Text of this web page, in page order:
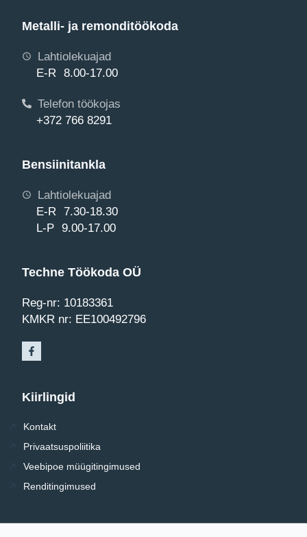
Metalli- ja remonditöökoda
Lahtiolekuajad
E-R 8.00-17.00
Telefon töökojas
+372 766 8291
Bensiinitankla
Lahtiolekuajad
E-R 7.30-18.30
L-P 9.00-17.00
Techne Töökoda OÜ
Reg-nr: 10183361
KMKR nr: EE100492796
Kiirlingid
Kontakt
Privaatsuspoliitika
Veebipoe müügitingimused
Renditingimused